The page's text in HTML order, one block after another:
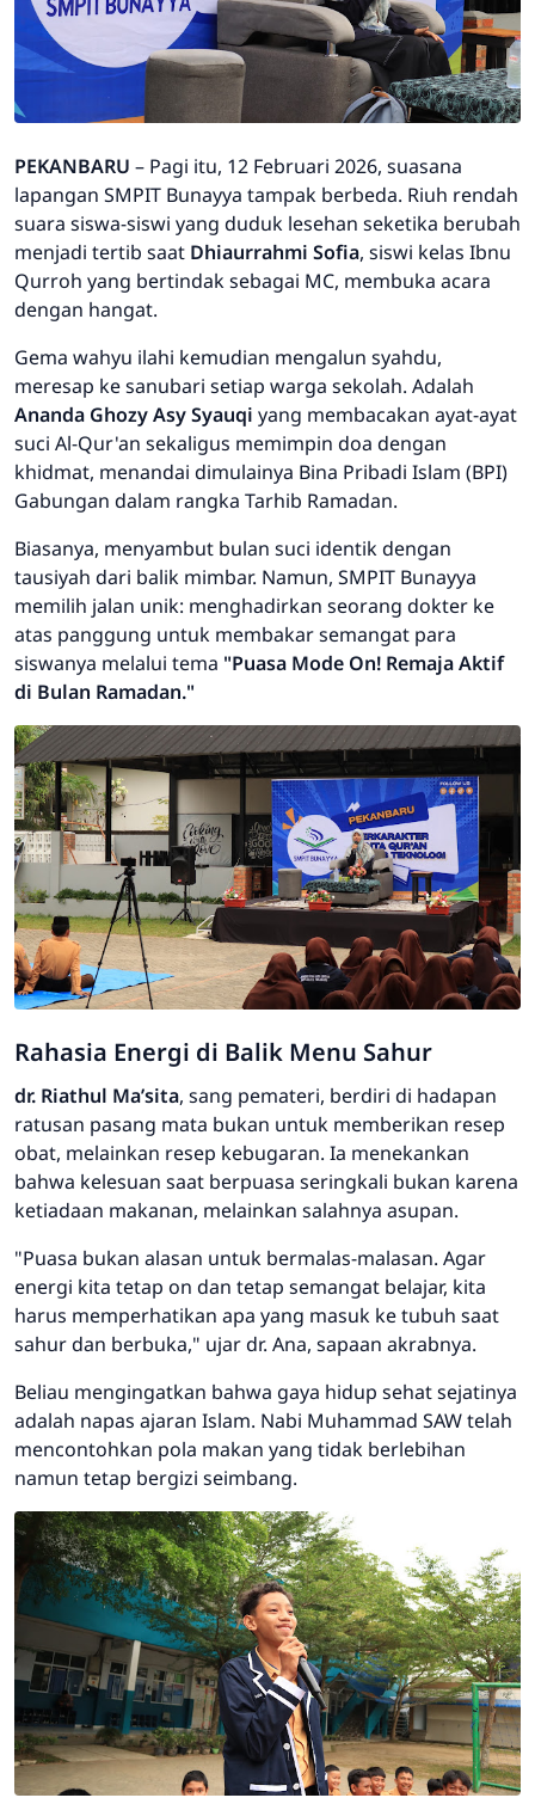
PEKANBARU – Pagi itu, 12 Februari 2026, suasana
lapangan SMPIT Bunayya tampak berbeda. Riuh rendah
suara siswa-siswi yang duduk lesehan seketika berubah
menjadi tertib saat Dhiaurrahmi Sofia, siswi kelas Ibnu
Qurroh yang bertindak sebagai MC, membuka acara
dengan hangat.
Gema wahyu ilahi kemudian mengalun syahdu,
meresap ke sanubari setiap warga sekolah. Adalah
Ananda Ghozy Asy Syauqi yang membacakan ayat-ayat
suci Al-Qur'an sekaligus memimpin doa dengan
khidmat, menandai dimulainya Bina Pribadi Islam (BPI)
Gabungan dalam rangka Tarhib Ramadan.
Biasanya, menyambut bulan suci identik dengan
tausiyah dari balik mimbar. Namun, SMPIT Bunayya
memilih jalan unik: menghadirkan seorang dokter ke
atas panggung untuk membakar semangat para
siswanya melalui tema "Puasa Mode On! Remaja Aktif
di Bulan Ramadan."
Rahasia Energi di Balik Menu Sahur
dr. Riathul Ma’sita, sang pemateri, berdiri di hadapan
ratusan pasang mata bukan untuk memberikan resep
obat, melainkan resep kebugaran. Ia menekankan
bahwa kelesuan saat berpuasa seringkali bukan karena
ketiadaan makanan, melainkan salahnya asupan.
"Puasa bukan alasan untuk bermalas-malasan. Agar
energi kita tetap on dan tetap semangat belajar, kita
harus memperhatikan apa yang masuk ke tubuh saat
sahur dan berbuka," ujar dr. Ana, sapaan akrabnya.
Beliau mengingatkan bahwa gaya hidup sehat sejatinya
adalah napas ajaran Islam. Nabi Muhammad SAW telah
mencontohkan pola makan yang tidak berlebihan
namun tetap bergizi seimbang.